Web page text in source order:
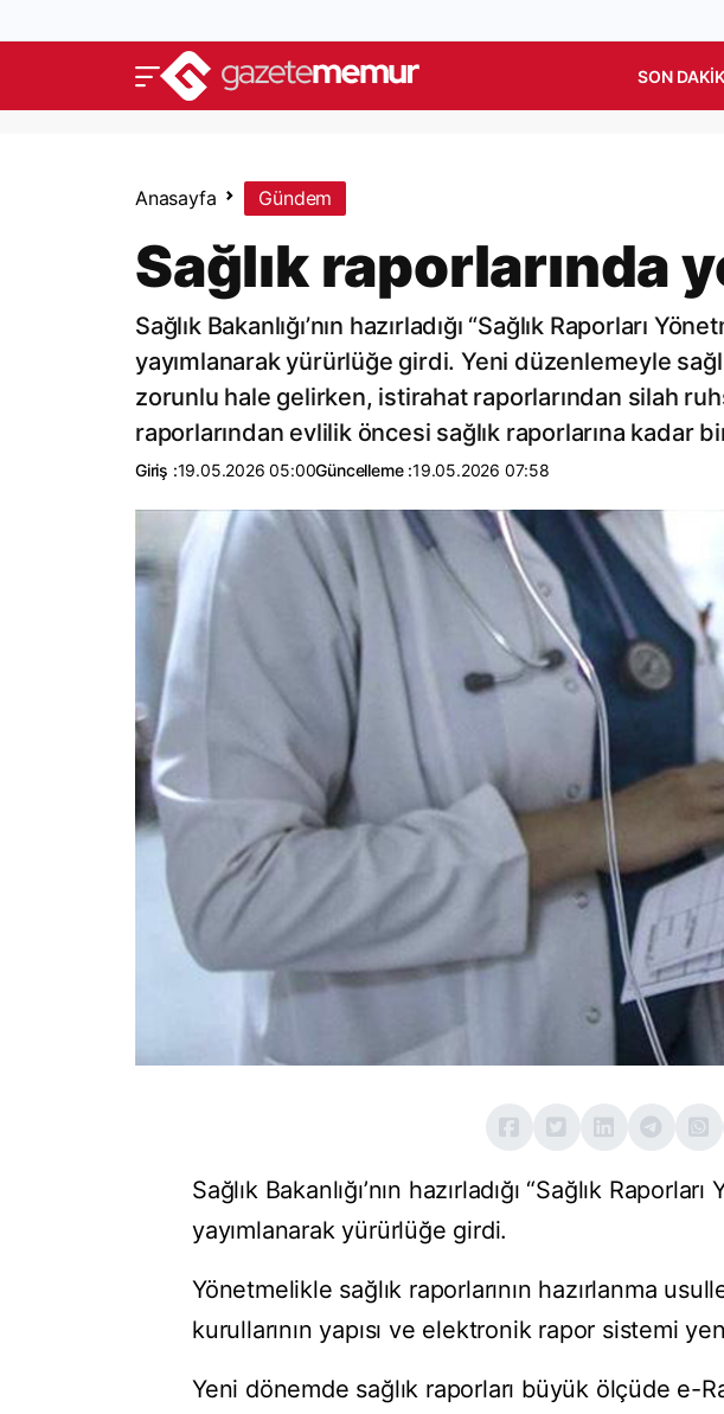
SON
Anasayfa Gündem
Sağlık raporlarında
Sağlık Bakanlığı’nın hazırladığı “Sağlık Raporları
yayımlanarak yürürlüğe girdi. Yeni düzenlemeyle
zorunlu hale gelirken, istirahat raporlarından silah
raporlarından evlilik öncesi sağlık raporlarına kadar
Giriş :19.05.2026 05:00Güncelleme :19.05.2026 07:58
Sağlık Bakanlığı’nın hazırladığı “Sağlık
yayımlanarak yürürlüğe girdi.
Yönetmelikle sağlık raporlarının hazırlanma
kurullarının yapısı ve elektronik rapor sistemi
Yeni dönemde sağlık raporları büyük ölçüde e-